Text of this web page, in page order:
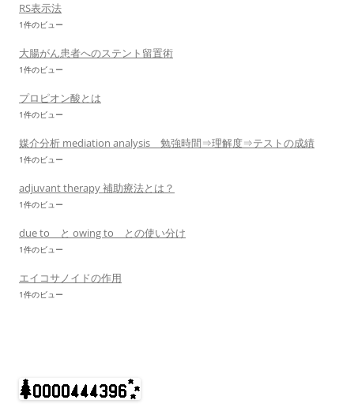
RS表示法
1件のビュー
大腸がん患者へのステント留置術
1件のビュー
プロピオン酸とは
1件のビュー
媒介分析 mediation analysis 勉強時間⇒理解度⇒テストの成績
1件のビュー
adjuvant therapy 補助療法とは？
1件のビュー
due to と owing to との使い分け
1件のビュー
エイコサノイドの作用
1件のビュー